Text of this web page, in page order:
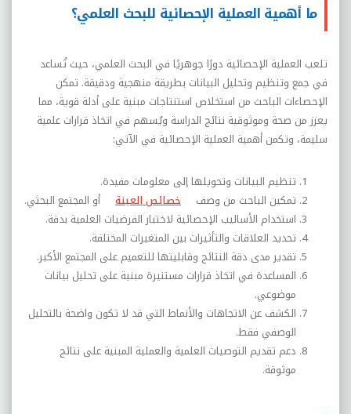
ما أهمية العملية الإحصائية للبحث العلمي؟
تلعب العملية الإحصائية دورًا جوهريًا في البحث العلمي، حيث تُساعد
في جمع وتنظيم وتحليل البيانات بطريقة منهجية ودقيقة. تمكن
الإحصاءات الباحث من استخلاص استنتاجات مبنية على أدلة قوية، مما
يعزز من صحة وموثوقية نتائج الدراسة ويُسهم في اتخاذ قرارات علمية
سليمة، وتكمن أهمية العملية الإحصائية في الآتي:
تنظيم البيانات وتحويلها إلى معلومات مفيدة.
تمكين الباحث من وصف
خصائص العينة أو المجتمع البحثي.
استخدام الأساليب الإحصائية لاختبار الفرضيات العلمية بدقة.
تحديد العلاقات والتأثيرات بين المتغيرات المختلفة.
تقدير مدى دقة النتائج وقابليتها للتعميم على المجتمع الأكبر.
المساعدة في اتخاذ قرارات مستنيرة مبنية على تحليل بيانات
موضوعي.
الكشف عن الاتجاهات والأنماط التي قد لا تكون واضحة بالتحليل
الوصفي فقط.
دعم تقديم التوصيات العلمية والعملية المبنية على نتائج
موثوقة.